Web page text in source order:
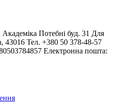
Потебні буд. 31 Для
43016 Тел. +380 50 378-48-57
Електронна пошта: